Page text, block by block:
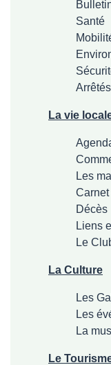
Santé
La vie
Les
Décès
Liens
Le
La Culture
Les
Les
La
Le